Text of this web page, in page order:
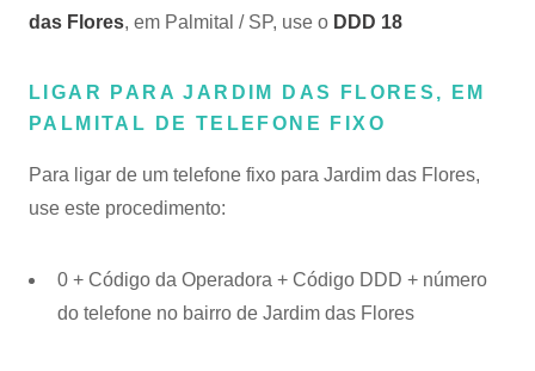
das Flores, em Palmital / SP, use o DDD 18
LIGAR PARA JARDIM DAS FLORES, EM
PALMITAL DE TELEFONE FIXO
Para ligar de um telefone fixo para Jardim das Flores,
use este procedimento:
0 + Código da Operadora + Código DDD + número
do telefone no bairro de Jardim das Flores